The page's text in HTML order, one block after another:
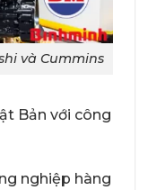
và Cummins
Bản với công
nghiệp hàng